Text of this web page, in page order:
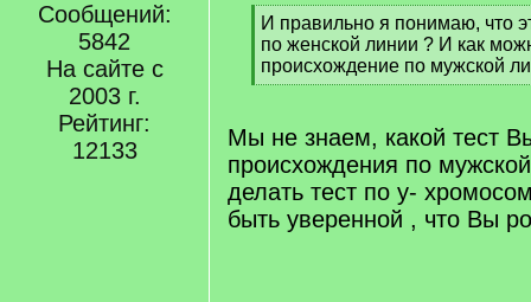
Сообщений:
5842
На сайте с
2003 г.
Рейтинг:
12133
[
q
]
И правильно я понимаю, что
по женской линии ? И как
происхождение по мужской
[
q
]
Мы не знаем, какой тест
происхождения по
делать тест по y-
быть уверенной , что Вы